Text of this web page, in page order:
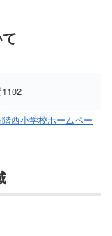
西小学校ホームペー